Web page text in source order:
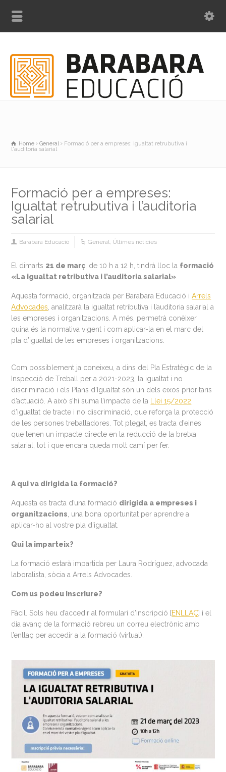
Home General
Formació per a empreses: Igualtat retrubutiva i
l'auditoria salarial
Formació per a empreses:
Igualtat retrubutiva i l’auditoria
salarial
Barabara Educació General, Últimes noticies
El dimarts 21 de març , de 10 h a 12 h, tindrà lloc la formació
«La igualtat retributiva i l’auditoria salarial»
Aquesta formació, organitzada per Barabara Educació iArrels
Advocades , analitzarà la igualtat retributiva i l’auditoria salarial a
les empreses i organitzacions. A més, permetrà conèixer
quina és la normativa vigent i com aplicar-la en el marc del
pla d’igualtat de les empreses i organitzacions.
Com possiblement ja coneixeu, a dins del Pla Estratègic de la
Inspecció de Treball per a 2021-2023, la igualtat i no
discriminació i els Plans d’Igualtat són un dels eixos prioritaris
d’actuació. A això s’hi suma l’impacte de la
Llei 15/2022
d’igualtat de tracte i no discriminació, que reforça la protecció
de les persones treballadores. Tot plegat, es tracta d’eines
que tenen un impacte directe en la reducció de la bretxa
salarial, tot i que encara queda molt camí per fer.
A qui va dirigida la formació?
Aquesta es tracta d’una formació dirigida a empreses i
organitzacions , una bona oportunitat per aprendre a
aplicar-ho al vostre pla d’igualtat.
Qui la imparteix?
La formació estarà impartida per Laura Rodríguez, advocada
laboralista, sòcia a Arrels Advocades.
Com us podeu inscriure?
Fàcil. Sols heu d’accedir al formulari d’inscripció [ENLLAÇ] i el
dia avanç de la formació rebreu un correu electrònic amb
l’enllaç per accedir a la formació (virtual).